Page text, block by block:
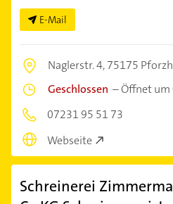
E-Mail
Naglerstr. 4,75175
Geschlossen –Öffnet um
07231 95 51 73
Webseite
Schreinerei